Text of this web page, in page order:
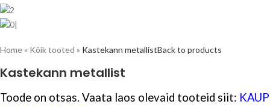
Home» Kõik tooted » Kastekann metallistBack to products
Kastekann metallist
Toode on otsas. Vaata laos olevaid tooteid siit: KAUP